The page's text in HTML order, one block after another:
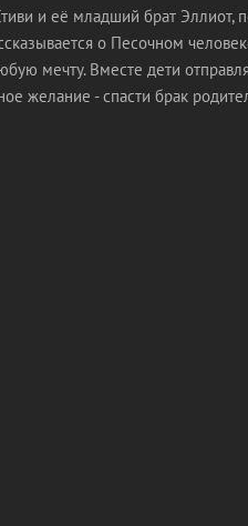
и её младший брат Эллиот,
о Песочном
мечту. Вместе дети
желание - спасти брак